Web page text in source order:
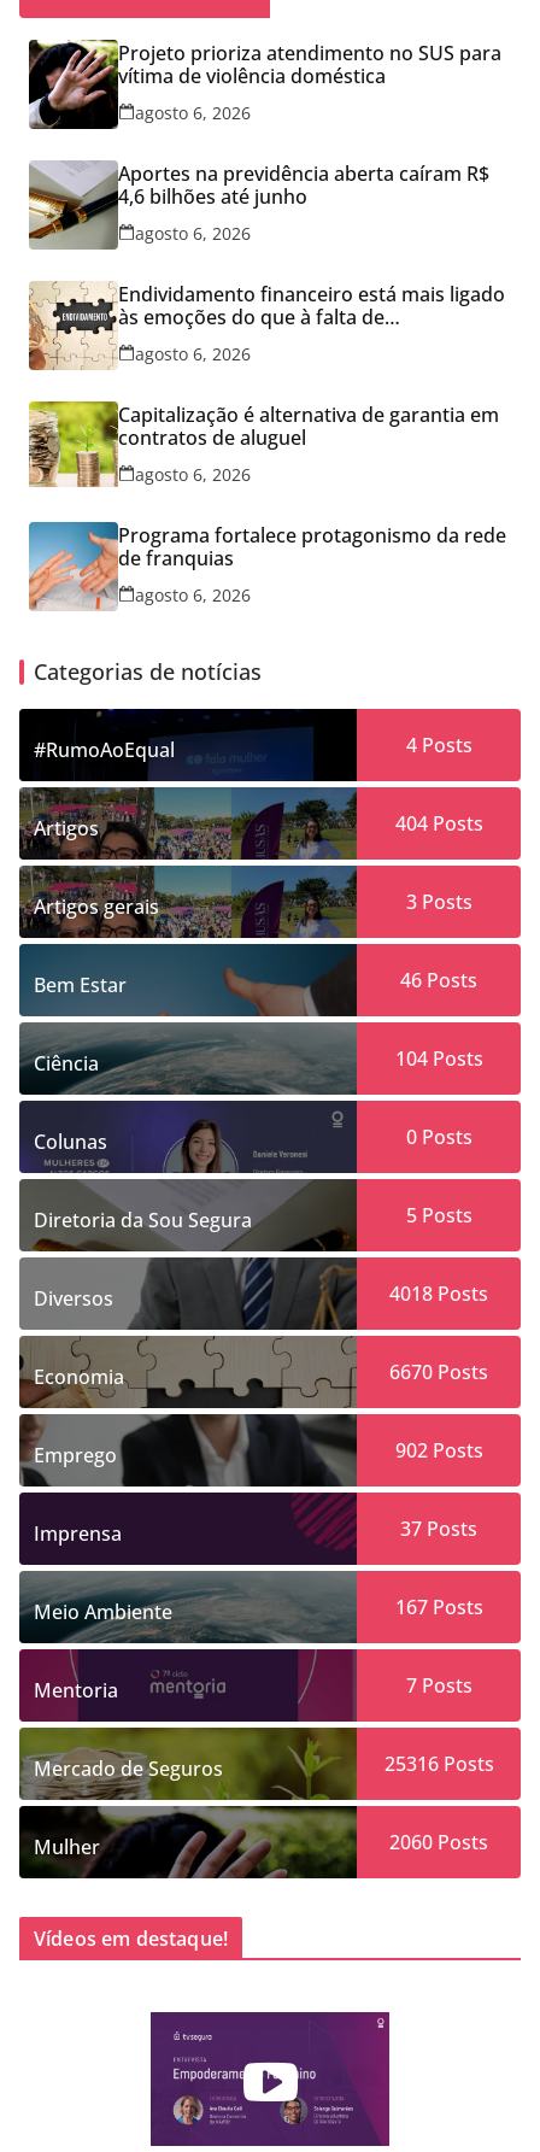
Projeto prioriza atendimento no SUS para
vítima de violência doméstica
agosto 6, 2026
Aportes na previdência aberta caíram R$
4,6 bilhões até junho
agosto 6, 2026
Endividamento financeiro está mais ligado
às emoções do que à falta de
conhecimento
agosto 6, 2026
Capitalização é alternativa de garantia em
contratos de aluguel
agosto 6, 2026
Programa fortalece protagonismo da rede
de franquias
agosto 6, 2026
Categorias de notícias
#RumoAoEqual 4Posts
Artigos 404Posts
Artigos gerais 3Posts
Bem Estar 46 Posts
Ciência 104Posts
Colunas 0Posts
Diretoria da Sou Segura 5Posts
Diversos 4018 Posts
Economia 6670 Posts
Emprego 902Posts
Imprensa 37 Posts
Meio Ambiente 167Posts
Mentoria 7Posts
Mercado de Seguros 25316Posts
Mulher 2060 Posts
Vídeos em destaque!